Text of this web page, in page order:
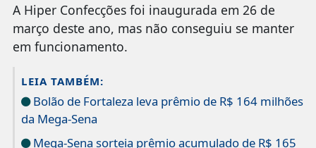
A Hiper Confecções foi inaugurada em 26 de
março deste ano, mas não conseguiu se manter
em funcionamento.
LEIA TAMBÉM:
Bolão de Fortaleza leva prêmio de R$ 164 milhões
da Mega-Sena
Mega-Sena sorteia prêmio acumulado de R$ 165